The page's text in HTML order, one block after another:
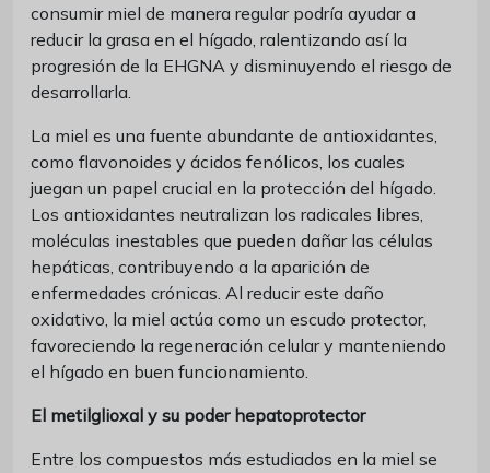
consumir miel de manera regular podría ayudar a
reducir la grasa en el hígado, ralentizando así la
progresión de la EHGNA y disminuyendo el riesgo de
desarrollarla.
La miel es una fuente abundante de antioxidantes,
como flavonoides y ácidos fenólicos, los cuales
juegan un papel crucial en la protección del hígado.
Los antioxidantes neutralizan los radicales libres,
moléculas inestables que pueden dañar las células
hepáticas, contribuyendo a la aparición de
enfermedades crónicas. Al reducir este daño
oxidativo, la miel actúa como un escudo protector,
favoreciendo la regeneración celular y manteniendo
el hígado en buen funcionamiento.
El metilglioxal y su poder hepatoprotector
Entre los compuestos más estudiados en la miel se